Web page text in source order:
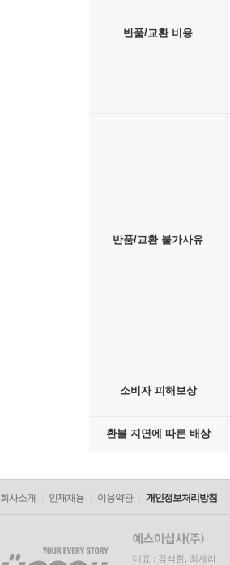
반품/교환 비용
반품/교환 불가사유
소비자 피해보상
환불 지연에 따른 배상
회사소개 인재채용 이용약관 개인정보처리방침
대표 : 김석환, 최세라